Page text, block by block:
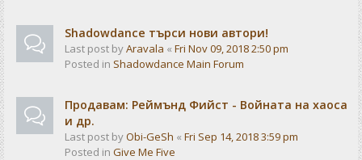
Shadowdance търси нови автори!
Last post byAravala « Fri Nov 09, 2018 2:50 pm
Posted in Shadowdance Main Forum
Продавам: Реймънд Фийст - Войната на хаоса
и др.
Last post byObi-GeSh « Fri Sep 14, 2018 3:59 pm
Posted in Give Me Five